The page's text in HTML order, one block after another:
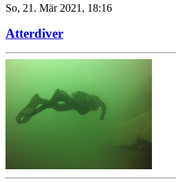
So, 21. Mär 2021, 18:16
Atterdiver